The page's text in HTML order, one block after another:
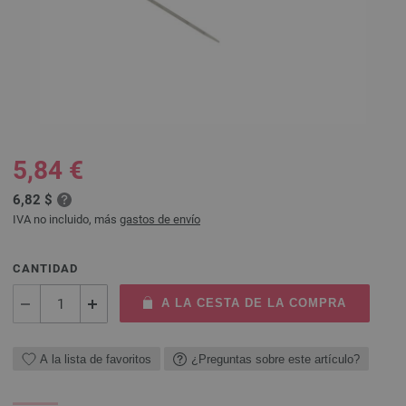
5,84 €
6,82 $
IVA no incluido, más gastos de envío
CANTIDAD
A LA CESTA DE LA COMPRA
A la lista de favoritos ¿Preguntas sobre este artículo?